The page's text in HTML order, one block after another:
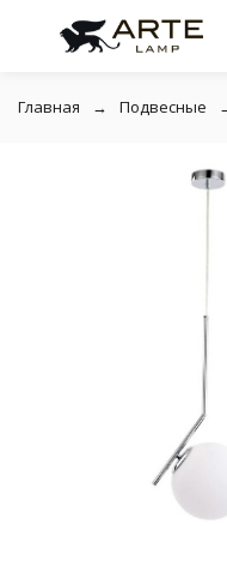
Главная Подвесные